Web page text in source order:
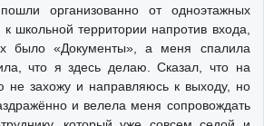
организованно от одноэтажных
школьной территории напротив входа,
было «Документы», а меня спалила
что я здесь делаю. Сказал, что на
не захожу и направляюсь к выходу, но
и велела меня сопровождать